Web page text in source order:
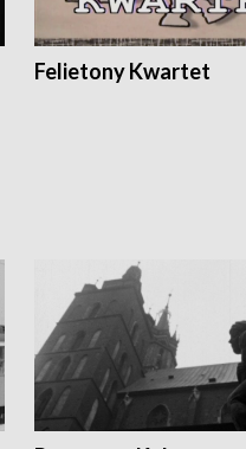
Felietony Kwartet